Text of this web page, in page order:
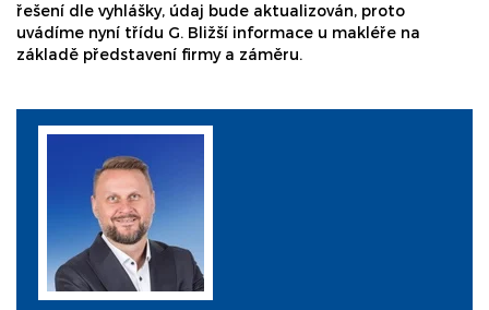
řešení dle vyhlášky, údaj bude aktualizován, proto
uvádíme nyní třídu G. Bližší informace u makléře na
základě představení firmy a záměru.